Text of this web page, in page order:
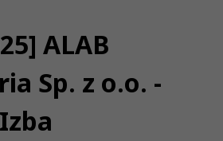
ALAB
Sp. z o.o. -